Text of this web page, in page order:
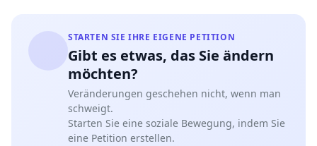
STARTEN SIE IHRE EIGENE PETITION
Gibt es etwas, das Sie ändern
möchten?
Veränderungen geschehen nicht, wenn man
schweigt.
Starten Sie eine soziale Bewegung, indem Sie
eine Petition erstellen.